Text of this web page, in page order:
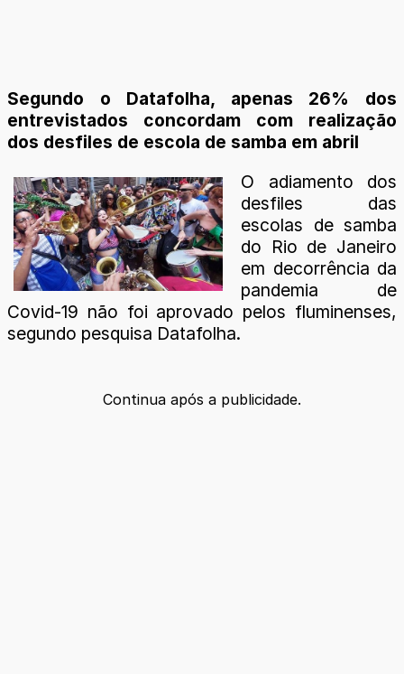
Segundo o Datafolha, apenas 26% dos
entrevistados concordam com realização
dos desfiles de escola de samba em abril
O adiamento dos
desfiles das
escolas de samba
do Rio de Janeiro
em decorrência da
pandemia de
Covid-19 não foi aprovado pelos fluminenses,
segundo pesquisa Datafolha.
Continua após a publicidade.